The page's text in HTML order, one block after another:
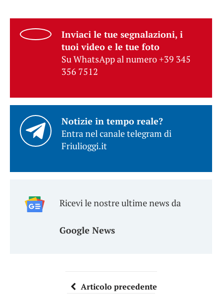
Inviaci le tue segnalazioni, i
tuoi video e le tue foto
Su WhatsApp al numero +39 345
356 7512
Notizie in tempo reale?
Entra nel canale telegram di
Friulioggi.it
Ricevi le nostre ultime news da
Google News
Articolo precedente